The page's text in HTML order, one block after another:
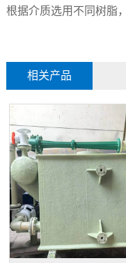
根据介质选用不同树脂
相关产品